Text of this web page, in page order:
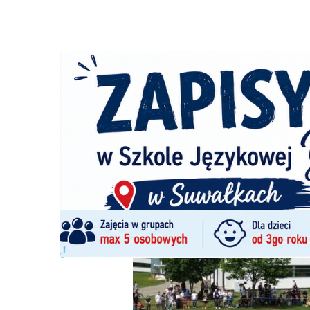
Ścieżka
nawigacyjna
Strona główna
Święto
MOTORYZACJA 05/06/2026 / 0 Komentarzy
Święto motoryzacji i rodzinny piknik w